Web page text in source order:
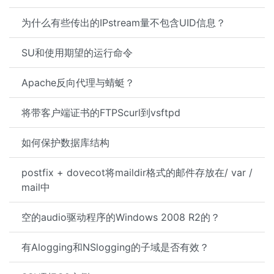
为什么有些传出的IPstream量不包含UID信息？
SU和使用期望的运行命令
Apache反向代理与蜻蜓？
将带客户端证书的FTPScurl到vsftpd
如何保护数据库结构
postfix + dovecot将maildir格式的邮件存放在/ var /
mail中
空的audio驱动程序的Windows 2008 R2的？
有Alogging和NSlogging的子域是否有效？